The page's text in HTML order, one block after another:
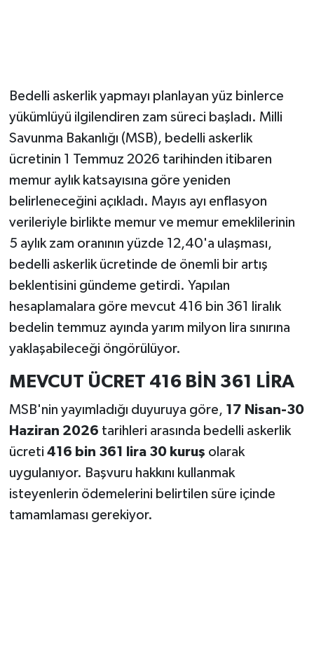
Bedelli askerlik yapmayı planlayan yüz binlerce
yükümlüyü ilgilendiren zam süreci başladı. Milli
Savunma Bakanlığı (MSB), bedelli askerlik
ücretinin 1 Temmuz 2026 tarihinden itibaren
memur aylık katsayısına göre yeniden
belirleneceğini açıkladı. Mayıs ayı enflasyon
verileriyle birlikte memur ve memur emeklilerinin
5 aylık zam oranının yüzde 12,40'a ulaşması,
bedelli askerlik ücretinde de önemli bir artış
beklentisini gündeme getirdi. Yapılan
hesaplamalara göre mevcut 416 bin 361 liralık
bedelin temmuz ayında yarım milyon lira sınırına
yaklaşabileceği öngörülüyor.
MEVCUT ÜCRET 416 BİN 361 LİRA
MSB'nin yayımladığı duyuruya göre, 17 Nisan-30
Haziran 2026 tarihleri arasında bedelli askerlik
ücreti 416 bin 361 lira 30 kuruş olarak
uygulanıyor. Başvuru hakkını kullanmak
isteyenlerin ödemelerini belirtilen süre içinde
tamamlaması gerekiyor.